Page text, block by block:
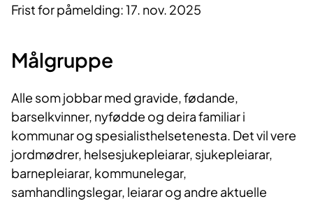
Frist for påmelding: 17. nov. 2025
Målgruppe
Alle som jobbar med gravide, fødande,
barselkvinner, nyfødde og deira familiar i
kommunar og spesialisthelsetenesta. Det vil vere
jordmødrer, helsesjukepleiarar, sjukepleiarar,
barnepleiarar, kommunelegar,
samhandlingslegar, leiarar og andre aktuelle